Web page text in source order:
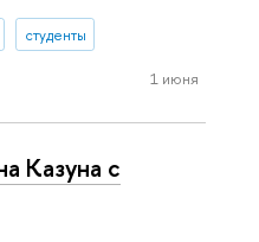
студенты
1 июня
Казуна с